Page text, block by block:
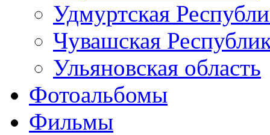
Удмуртская
Чувашская
Ульяновская область
Фотоальбомы
Фильмы